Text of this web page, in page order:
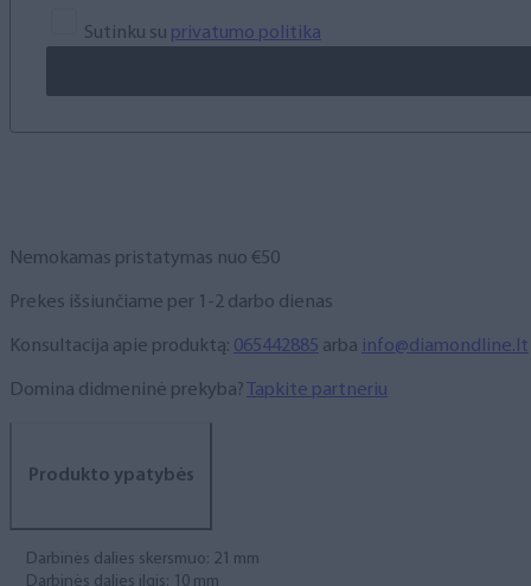
Sutinku su privatumo politika
Nemokamas pristatymas nuo €50
Prekes išsiunčiame per 1-2 darbo dienas
Konsultacija apie produktą: 065442885 arba info@diamondline.lt
Domina didmeninė prekyba? Tapkite partneriu
Produkto ypatybės
Darbinės dalies skersmuo: 21 mm
Darbinės dalies ilgis: 10 mm